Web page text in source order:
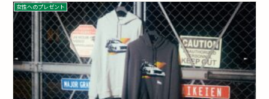
女性へのプレゼント